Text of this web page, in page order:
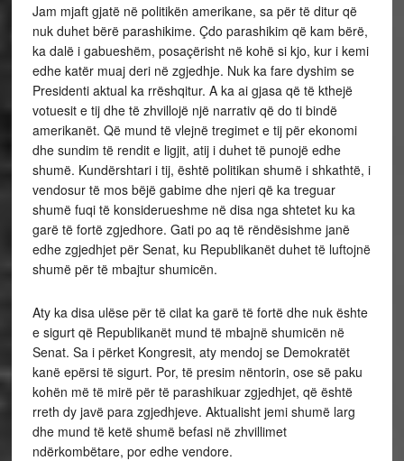
Jam mjaft gjatë në politikën amerikane, sa për të ditur që
nuk duhet bërë parashikime. Çdo parashikim që kam bërë,
ka dalë i gabueshëm, posaçërisht në kohë si kjo, kur i kemi
edhe katër muaj deri në zgjedhje. Nuk ka fare dyshim se
Presidenti aktual ka rrëshqitur. A ka ai gjasa që të kthejë
votuesit e tij dhe të zhvillojë një narrativ që do ti bindë
amerikanët. Që mund të vlejnë tregimet e tij për ekonomi
dhe sundim të rendit e ligjit, atij i duhet të punojë edhe
shumë. Kundërshtari i tij, është politikan shumë i shkathtë, i
vendosur të mos bëjë gabime dhe njeri që ka treguar
shumë fuqi të konsiderueshme në disa nga shtetet ku ka
garë të fortë zgjedhore. Gati po aq të rëndësishme janë
edhe zgjedhjet për Senat, ku Republikanët duhet të luftojnë
shumë për të mbajtur shumicën.
Aty ka disa ulëse për të cilat ka garë të fortë dhe nuk ështe
e sigurt që Republikanët mund të mbajnë shumicën në
Senat. Sa i përket Kongresit, aty mendoj se Demokratët
kanë epërsi të sigurt. Por, të presim nëntorin, ose së paku
kohën më të mirë për të parashikuar zgjedhjet, që është
rreth dy javë para zgjedhjeve. Aktualisht jemi shumë larg
dhe mund të ketë shumë befasi në zhvillimet
ndërkombëtare, por edhe vendore.